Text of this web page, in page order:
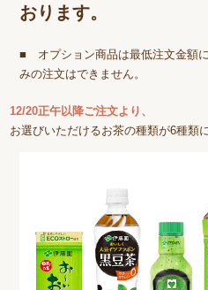
おります。
■ オプション商品は最低注文金額
みの注文はできません。
12/20正午以降ご注文より、
お選びいただけるお茶の種類が6種類